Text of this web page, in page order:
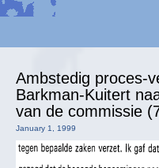
Ambstedig proces-
Barkman-Kuitert
van de commissie
January 1, 1999